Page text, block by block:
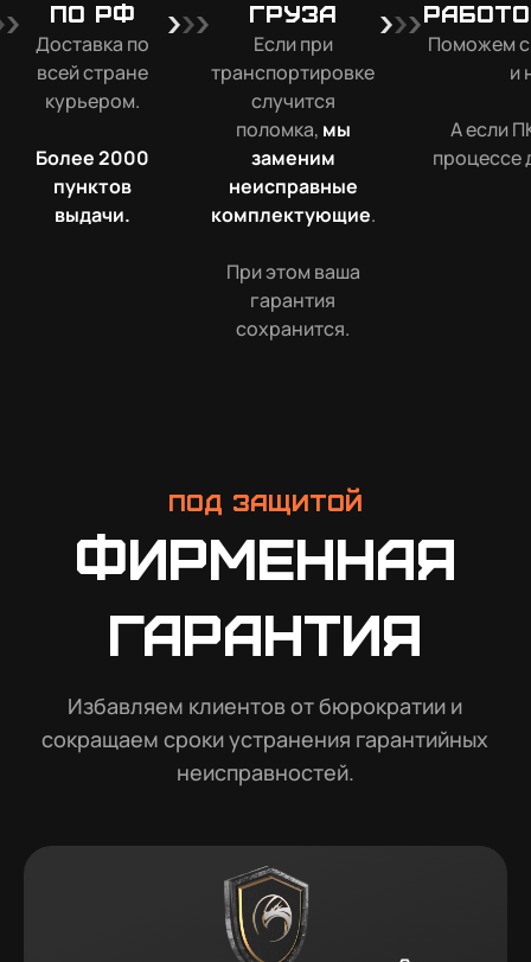
по РФ
Доставка по
всей стране
курьером.
Более 2000
пунктов
выдачи.
груза
Если при
транспортировке
случится
поломка, мы
заменим
неисправные
комплектующие.
При этом ваша
гарантия
сохранится.
Поможем
и
А если
процессе
Под защитой
Фирменная
гарантия
Избавляем клиентов от бюрократии и
сокращаем сроки устранения гарантийных
неисправностей.